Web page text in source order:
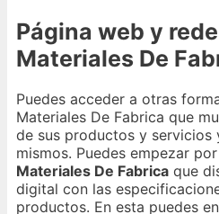
Página web y
Materiales De
Puedes acceder a otras
Materiales De Fabrica que
de sus productos y servicios
mismos. Puedes empezar
Materiales De Fabrica que
digital con las
productos. En esta puedes